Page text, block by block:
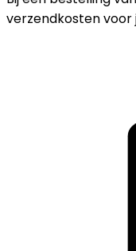
verzendkosten voor